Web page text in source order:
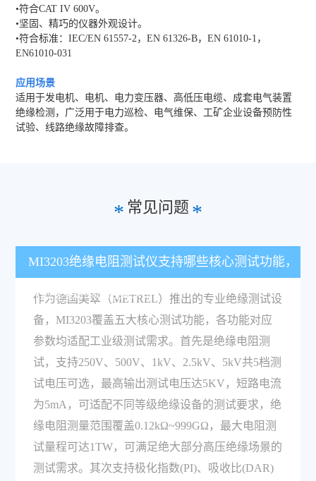
•符合CAT IV 600V。
•坚固、精巧的仪器外观设计。
•符合标准：IEC/EN 61557-2，EN 61326-B，EN 61010-1，
EN61010-031
应用场景
适用于发电机、电机、电力变压器、高低压电缆、成套电气装置
绝缘检测，广泛用于电力巡检、电气维保、工矿企业设备预防性
试验、线路绝缘故障排查。
* 常见问题 *
MI3203绝缘电阻测试仪支持哪些核心测试功能，
对应参数指标是多少？
作为德国美翠（METREL）推出的专业绝缘测试设
备，MI3203覆盖五大核心测试功能，各功能对应
参数均适配工业级测试需求。首先是绝缘电阻测
试，支持250V、500V、1kV、2.5kV、5kV共5档测
试电压可选，最高输出测试电压达5KV，短路电流
为5mA，可适配不同等级绝缘设备的测试要求，绝
缘电阻测量范围覆盖0.12kΩ~999GΩ，最大电阻测
试量程可达1TW，可满足绝大部分高压绝缘场景的
测试需求。其次支持极化指数(PI)、吸收比(DAR)